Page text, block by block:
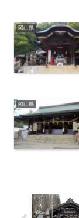
岡山県
岡山県